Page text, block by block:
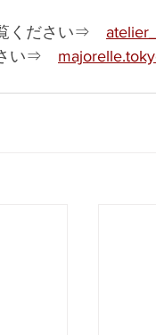
覧ください⇒
さい⇒